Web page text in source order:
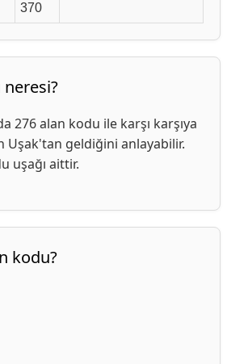
370
276 alan kodu ile karşı karşıya
Uşak'tan geldiğini anlayabilir.
uşağı aittir.
kodu?